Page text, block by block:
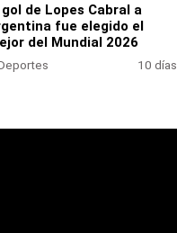
gol de Lopes Cabral a
fue elegido el
del Mundial 2026
10 días